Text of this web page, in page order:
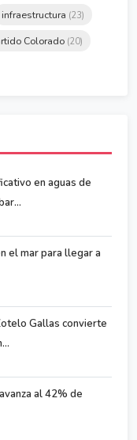
infraestructura (23)
Colorado (20)
en aguas de
el mar para llegar a
Gallas convierte
al 42% de